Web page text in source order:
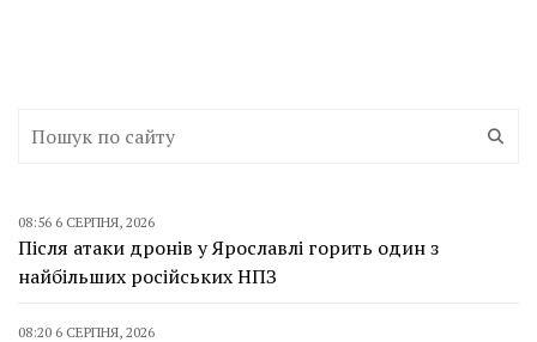
08:56 6 СЕРПНЯ, 2026
Після атаки дронів у Ярославлі горить один з
найбільших російських НПЗ
08:20 6 СЕРПНЯ, 2026